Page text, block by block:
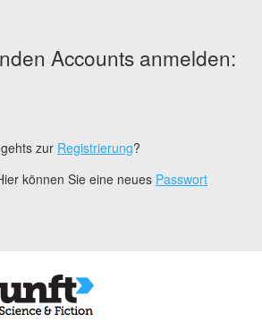
Accounts anmelden:
zur Registrierung?
können Sie eine neues Passwort